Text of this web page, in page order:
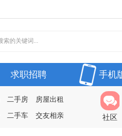
求职招聘 手机
二手房
房屋出租
二手车 交友相亲 社区